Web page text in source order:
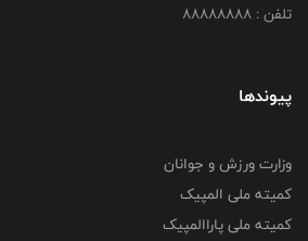
تلفن : 88888888
پیوندها
وزارت ورزش و جوانان
کمیته ملی المپیک
کمیته ملی پاراالمپیک